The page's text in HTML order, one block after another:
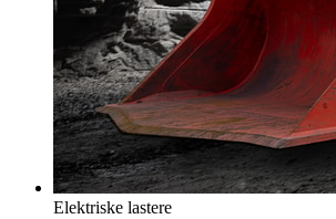
Elektriske lastere